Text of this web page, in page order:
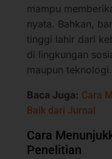
mampu
nyata. Bahkan,
tinggi lahir dari
di lingkungan
maupun teknologi.
Baca Juga: Cara
Baik dari Jurnal
Cara
Penelitian